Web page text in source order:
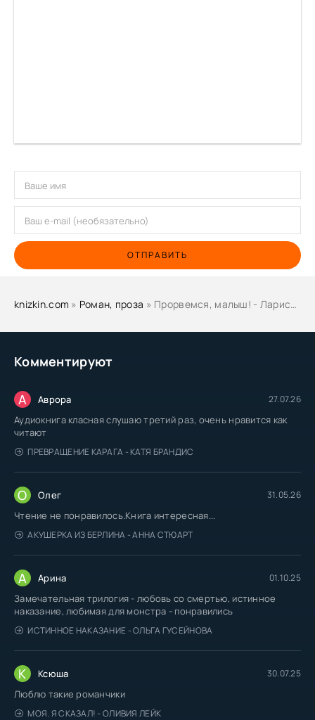
Комментируют
А Аврора 27.07.26
Аудиокнига класная слушаю третий раз, очень нравится как
читают
ПРЕВРАЩЕНИЕ КАРАГА - КАТЯ БРАНДИС
О Олег 31.05.26
Чтение не понравилось.Книга интересная...
АКУШЕРКА ИЗ БЕРЛИНА - АННА СТЮАРТ
А Арина 01.10.25
Замечательная трилогия - любовь со смертью, истинное
наказание, любимая для монстра - понравились
ИСТИННОЕ НАКАЗАНИЕ - ОЛЬГА ГУСЕЙНОВА
К Ксюша 30.07.25
Люблю такие романчики
МОЯ. Я СКАЗАЛ! - ОЛИВИЯ ЛЕЙК
ОТПРАВИТЬ
knizkin.com » Роман, проза » Прорвемся, малыш! - Лариса Райт